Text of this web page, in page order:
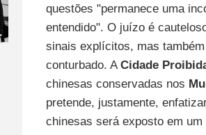
questões "permanece uma
entendido". O juízo é
sinais explícitos, mas
conturbado. ACidade
chinesas conservadas nos
pretende, justamente,
chinesas será exposto em